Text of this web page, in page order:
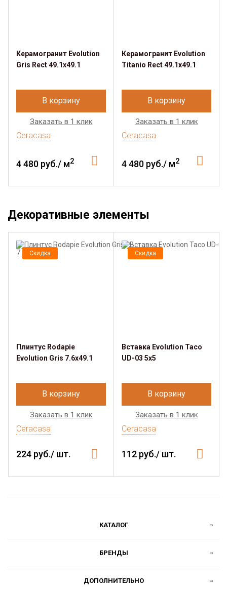
Керамогранит Evolution
Gris Rect 49.1х49.1
В корзину
Заказать в 1 клик
Ceracasa
4 480 руб./ м2
Керамогранит Evolution
Titanio Rect 49.1х49.1
В корзину
Заказать в 1 клик
Ceracasa
4 480 руб./ м2
Декоративные элементы
Скидка
Плинтус Rodapie
Evolution Gris 7.6х49.1
В корзину
Заказать в 1 клик
Ceracasa
224 руб./ шт.
Скидка
Вставка Evolution Taco
UD-03 5х5
В корзину
Заказать в 1 клик
Ceracasa
112 руб./ шт.
КАТАЛОГ
БРЕНДЫ
ДОПОЛНИТЕЛЬНО